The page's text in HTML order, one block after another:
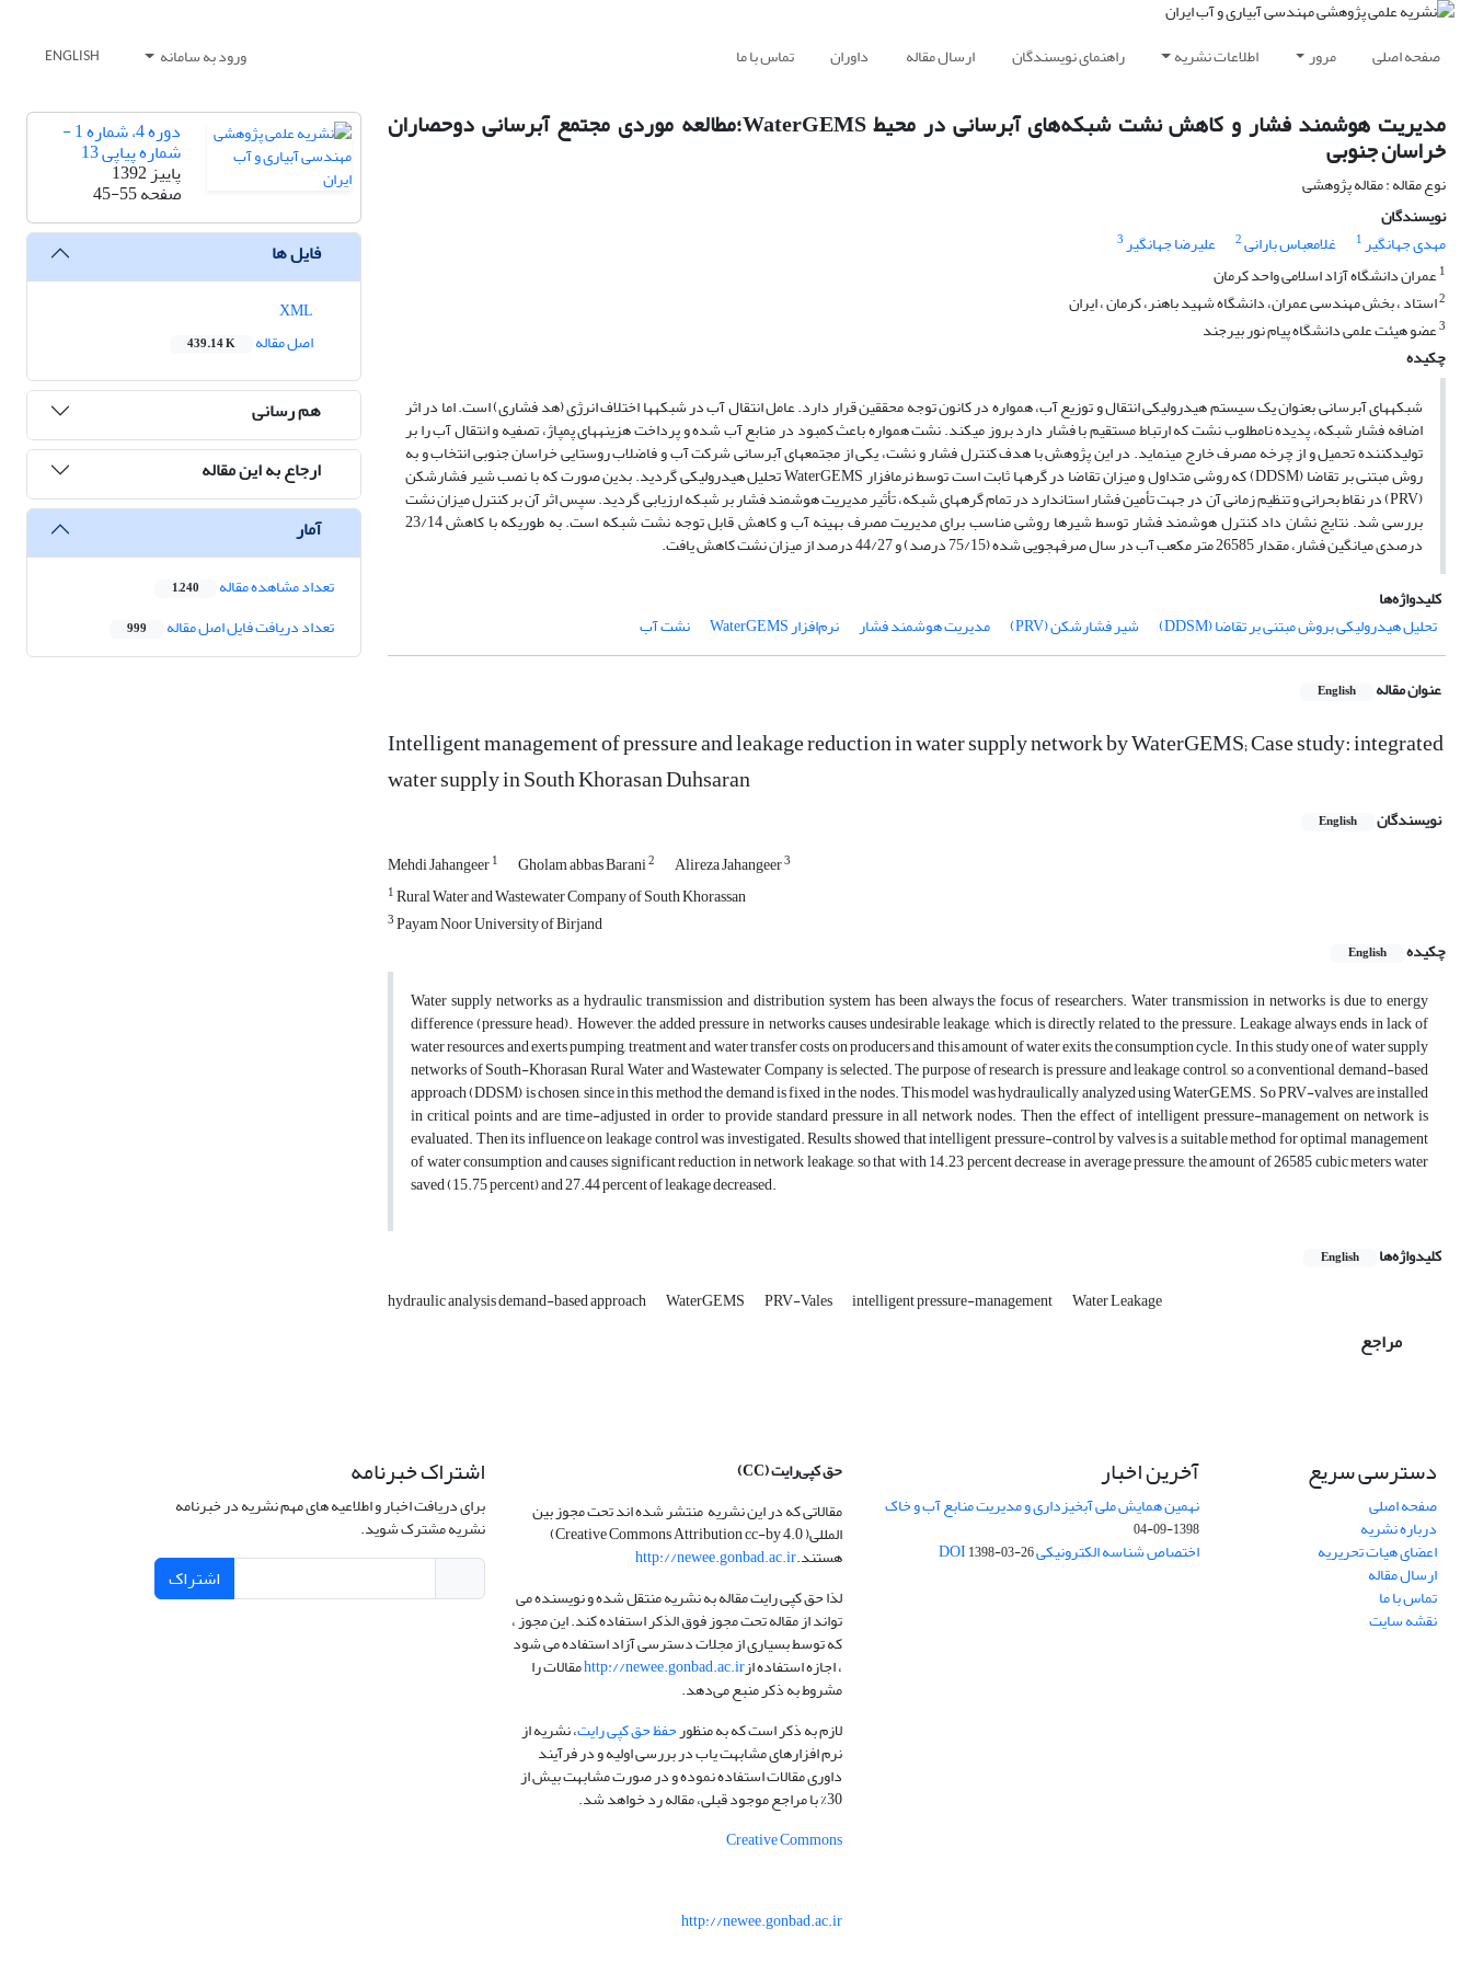
صفحه اصلی مرور اطلاعات نشریه راهنمای نویسندگان ارسال مقاله داوران تماس با ما ورود به سامانه ENGLISH
مدیریت هوشمند فشار و کاهش نشت شبکه‌های آبرسانی در محیط WaterGEMS؛مطالعه موردی مجتمع آبرسانی دوحصاران
خراسان جنوبی
نوع مقاله : مقاله پژوهشی
نویسندگان
مهدی جهانگیر1 غلامعباس بارانی2 علیرضا جهانگیر3
1عمران دانشگاه آزاد اسلامی واحد کرمان
2استاد ، بخش مهندسی عمران، دانشگاه شهید باهنر، کرمان ، ایران
3عضو هیئت علمی دانشگاه پیام نور بیرجند‌
چکیده
شبکه­های آبرسانی بعنوان یک سیستم هیدرولیکی انتقال و توزیع آب، همواره در کانون توجه محققین قرار دارد. عامل انتقال آب در شبکه­ها اختلاف انرژی (هد فشاری) است. اما در اثر
اضافه فشار شبکه، پدیده نامطلوب نشت که ارتباط مستقیم با فشار دارد بروز می­کند. نشت همواره باعث کمبود در منابع آب شده و پرداخت هزینه­های پمپاژ، تصفیه و انتقال آب را بر
تولیدکننده تحمیل و از چرخه مصرف خارج می­نماید. در این پ‍ژوهش با هدف کنترل فشار و نشت، یکی از مجتمع­های آبرسانی شرکت آب و فاضلاب روستایی خراسان جنوبی انتخاب و به
روش مبتنی بر تقاضا (DDSM) که روشی متداول و میزان تقاضا در گره­ها ثابت است توسط نرم­افزار WaterGEMS تحلیل هیدرولیکی گردید. بدین صورت که با نصب شیر فشارشکن
(PRV) در نقاط بحرانی و تنظیم زمانی آن در جهت تأمین فشار استاندارد در تمام گره­های شبکه، تأثیر مدیریت هوشمند فشار بر شبکه ارزیابی گردید. سپس اثر آن بر کنترل میزان نشت
بررسی شد. نتایج نشان داد کنترل هوشمند فشار توسط شیرها روشی مناسب برای مدیریت مصرف بهینه آب و کاهش قابل توجه نشت شبکه است. به طوریکه با کاهش 23/14
درصدی میانگین فشار، مقدار 26585 متر مکعب آب در سال صرفه­جویی شده (75/15 درصد) و 44/27 درصد از میزان نشت کاهش یافت.
کلیدواژه‌ها
تحلیل هیدرولیکی بروش مبتنی بر تقاضا (DDSM)
شیر فشارشکن (PRV) مدیریت هوشمند فشار نرم‌افزار WaterGEMS نشت آب
عنوان مقاله English
Intelligent management of pressure and leakage reduction in water supply network by WaterGEMS; Case study: integrated
water supply in South Khorasan Duhsaran
نویسندگان English
Mehdi Jahangeer1 Gholam abbas Barani2 Alireza Jahangeer3
1Rural Water and Wastewater Company of South Khorassan
3Payam Noor University of Birjand
چکیده
English
Water supply networks as a hydraulic transmission and distribution system has been always the focus of researchers. Water transmission in networks is due to energy
difference (pressure head). However, the added pressure in networks causes undesirable leakage, which is directly related to the pressure. Leakage always ends in lack of
water resources and exerts pumping, treatment and water transfer costs on producers and this amount of water exits the consumption cycle. In this study one of water supply
networks of South-Khorasan Rural Water and Wastewater Company is selected. The purpose of research is pressure and leakage control, so a conventional demand-based
approach (DDSM) is chosen, since in this method the demand is fixed in the nodes. This model was hydraulically analyzed using WaterGEMS. So PRV-valves are installed
in critical points and are time-adjusted in order to provide standard pressure in all network nodes. Then the effect of intelligent pressure-management on network is
evaluated. Then its influence on leakage control was investigated. Results showed that intelligent pressure-control by valves is a suitable method for optimal management
of water consumption and causes significant reduction in network leakage, so that with 14.23 percent decrease in average pressure, the amount of 26585 cubic meters water
saved (15.75 percent) and 27.44 percent of leakage decreased.
کلیدواژه‌ها English
hydraulic analysis demand-based approach WaterGEMS PRV-Vales intelligent pressure-management Water Leakage
مراجع
دوره 4، شماره 1 -
شماره پیاپی 13
پاییز 1392
صفحه45-55
فایل ها
اصل مقاله
439.14 K
هم رسانی
ارجاع به این مقاله
آمار
تعداد مشاهده مقاله 1,240
تعداد دریافت فایل اصل مقاله 999
دسترسی سریع
صفحه اصلی
درباره نشریه
اعضای هیات تحریریه
ارسال مقاله
تماس با ما
نقشه سایت
آخرین اخبار
نهمین همایش ملی آبخیزداری و مدیریت منابع آب و خاک
1398-09-04
اختصاص شناسه الکترونیکی DOI1398-03-26
حق کپی‌رایت(CC)
مقالاتی که در این نشریه منتشر شده اند تحت مجوز بین
المللی( Creative Commons Attribution cc-by 4.0)
هستند.http://newee.gonbad.ac.ir
لذا حق کپی رایت مقاله به نشریه منتقل شده و نویسنده می
تواند از مقاله تحت مجوز فوق الذکر استفاده کند. این مجوز ،
که توسط بسیاری از مجلات دسترسی آزاد استفاده می شود
، اجازه استفاده ازhttp://newee.gonbad.ac.irمقالات را
مشروط به ذکر منبع می‌دهد.
لازم به ذکر است که به منظورحفظ حق کپی رایت، نشریه از
نرم افزارهای مشابهت یاب در بررسی اولیه و در فرآیند
داوری مقالات استفاده نموده و در صورت مشابهت بیش از
30% با مراجع موجود قبلی، مقاله رد خواهد شد.
Creative Commons
http://newee.gonbad.ac.ir
اشتراک خبرنامه
برای دریافت اخبار و اطلاعیه های مهم نشریه در خبرنامه
نشریه مشترک شوید.
اشتراک